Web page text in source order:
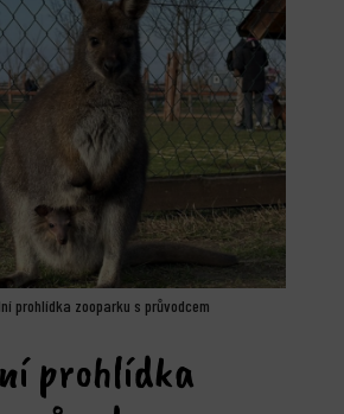
prohlídka zooparku s průvodcem
prohlídka